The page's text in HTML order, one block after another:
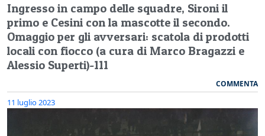
Ingresso in campo delle squadre, Sironi il
primo e Cesini con la mascotte il secondo.
Omaggio per gli avversari: scatola di prodotti
locali con fiocco (a cura di Marco Bragazzi e
Alessio Superti)-111
COMMENTA
11 luglio 2023